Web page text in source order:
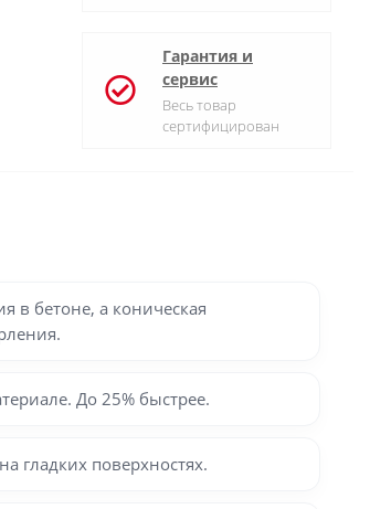
Гарантия и
сервис
Весь товар
сертифицирован
в бетоне, а коническая
До 25% быстрее.
гладких поверхностях.